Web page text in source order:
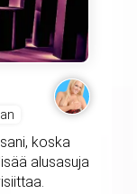
koska
alusasuja